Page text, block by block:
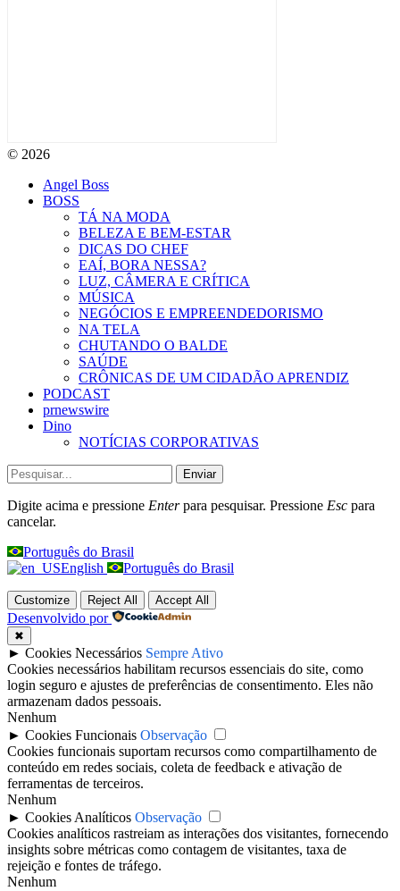
© 2026
Angel Boss
BOSS
TÁ NA MODA
BELEZA E BEM-ESTAR
DICAS DO CHEF
EAÍ, BORA NESSA?
LUZ, CÂMERA E CRÍTICA
MÚSICA
NEGÓCIOS E EMPREENDEDORISMO
NA TELA
CHUTANDO O BALDE
SAÚDE
CRÔNICAS DE UM CIDADÃO APRENDIZ
PODCAST
prnewswire
Dino
NOTÍCIAS CORPORATIVAS
Enviar
Digite acima e pressione Enterpara pesquisar. Pressione Esc para
cancelar.
Português do Brasil
English
Português do Brasil
Customize Reject All Accept All
Desenvolvido por
✖
► Cookies Necessários Sempre Ativo
Cookies necessários habilitam recursos essenciais do site, como
login seguro e ajustes de preferências de consentimento. Eles não
armazenam dados pessoais.
Nenhum
► Cookies Funcionais Observação
Cookies funcionais suportam recursos como compartilhamento de
conteúdo em redes sociais, coleta de feedback e ativação de
ferramentas de terceiros.
Nenhum
► Cookies Analíticos Observação
Cookies analíticos rastreiam as interações dos visitantes, fornecendo
insights sobre métricas como contagem de visitantes, taxa de
rejeição e fontes de tráfego.
Nenhum